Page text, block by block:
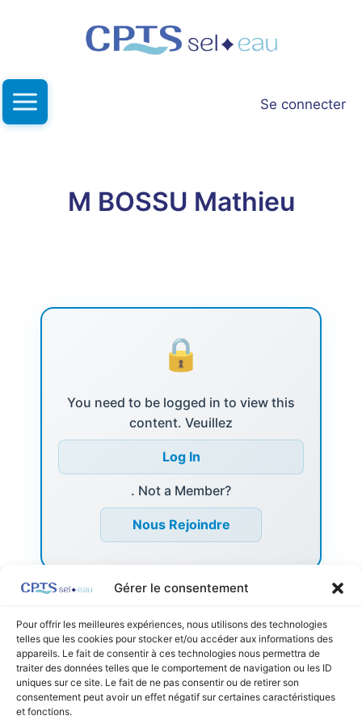
Gérer le consentement
Pour offrir les meilleures expériences, nous utilisons des technologies
telles que les cookies pour stocker et/ou accéder aux informations des
appareils. Le fait de consentir à ces technologies nous permettra de
traiter des données telles que le comportement de navigation ou les ID
uniques sur ce site. Le fait de ne pas consentir ou de retirer son
consentement peut avoir un effet négatif sur certaines caractéristiques
et fonctions.
Se connecter
M BOSSU Mathieu
You need to be logged in to view this
content. Veuillez
Log In
. Not a Member?
Nous Rejoindre
Listing précédent Listing suivant